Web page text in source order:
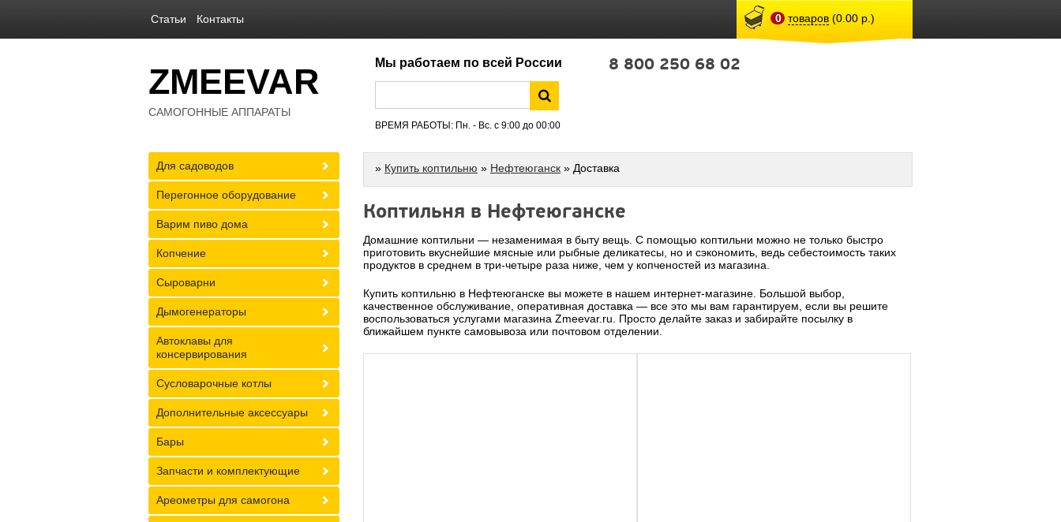
Статьи Контакты 0 товаров(0.00 р.)
ZMEEVAR
САМОГОННЫЕ АППАРАТЫ
Мы работаем по всей России
ВРЕМЯ РАБОТЫ: Пн. - Вс. с 9:00 до 00:00
8 800 250 68 02
» Купить коптильню » Нефтеюганск » Доставка
Коптильня в Нефтеюганске
Домашние коптильни — незаменимая в быту вещь. С помощью коптильни можно не только быстро
приготовить вкуснейшие мясные или рыбные деликатесы, но и сэкономить, ведь себестоимость таких
продуктов в среднем в три-четыре раза ниже, чем у копченостей из магазина.
Купить коптильню в Нефтеюганске вы можете в нашем интернет-магазине. Большой выбор,
качественное обслуживание, оперативная доставка — все это мы вам гарантируем, если вы решите
воспользоваться услугами магазина Zmeevar.ru. Просто делайте заказ и забирайте посылку в
ближайшем пункте самовывоза или почтовом отделении.
Для садоводов
Перегонное оборудование
Варим пиво дома
Копчение
Сыроварни
Дымогенераторы
Автоклавы для
консервирования
Сусловарочные котлы
Дополнительные аксессуары
Бары
Запчасти и комплектующие
Ареометры для самогона